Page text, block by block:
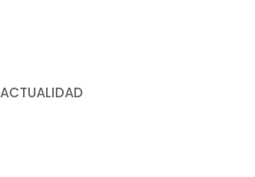
ACTUALIDAD